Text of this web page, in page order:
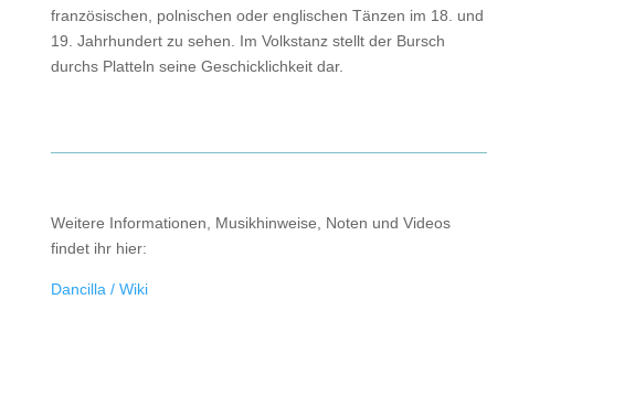
französischen, polnischen oder englischen Tänzen im 18. und
19. Jahrhundert zu sehen. Im Volkstanz stellt der Bursch
durchs Platteln seine Geschicklichkeit dar.
Weitere Informationen, Musikhinweise, Noten und Videos
findet ihr hier:
Dancilla / Wiki